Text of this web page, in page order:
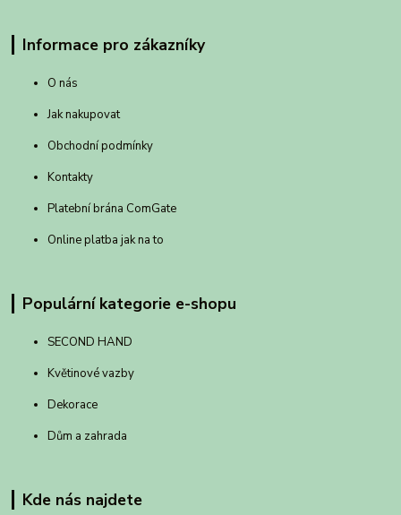
Informace pro zákazníky
O nás
Jak nakupovat
Obchodní podmínky
Kontakty
Platební brána ComGate
Online platba jak na to
Populární kategorie e-shopu
SECOND HAND
Květinové vazby
Dekorace
Dům a zahrada
Kde nás najdete